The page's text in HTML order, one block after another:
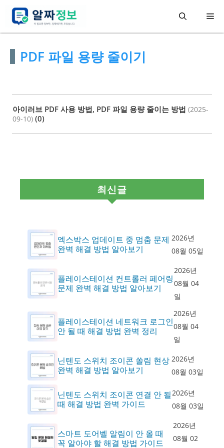
메
PDF 파일 용량 줄이기
아이러브 PDF 사용 방법, PDF 파일 용량 줄이는 방법 (2025-
09-10) (0)
최신글
엑스박스 업데이트 중 멈춤 문제
완벽 해결 방법 알아보기
2026년
08월 05일
플레이스테이션 컨트롤러 페어링
문제 완벽 해결 방법 알아보기
2026년
08월 04
일
플레이스테이션 네트워크 로그인
안 될 때 해결 방법 완벽 정리
2026년
08월 04
일
닌텐도 스위치 조이콘 쏠림 현상
완벽 해결 방법 알아보기
2026년
08월 03일
닌텐도 스위치 조이콘 연결 안 될
때 해결 방법 완벽 가이드
2026년
08월 03일
스마트 도어벨 알림이 안 올 때
꼭 알아야 할 해결 방법 가이드
2026년
08월 02